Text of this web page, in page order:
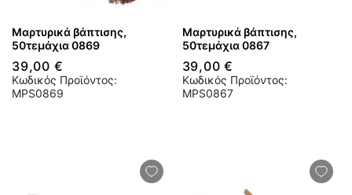
Μαρτυρικά βάπτισης,
50τεμάχια 0869
39,00 €
Κωδικός Προϊόντος:
MPS0869
Μαρτυρικά βάπτισης,
50τεμάχια 0867
39,00 €
Κωδικός Προϊόντος:
MPS0867